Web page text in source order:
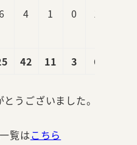
4 1 0
42 11 3 6
うございました。
覧はこちら